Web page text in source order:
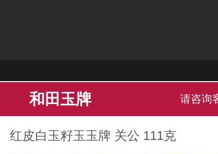
和田玉牌 请咨询
红皮白玉籽玉玉牌 关公 111克